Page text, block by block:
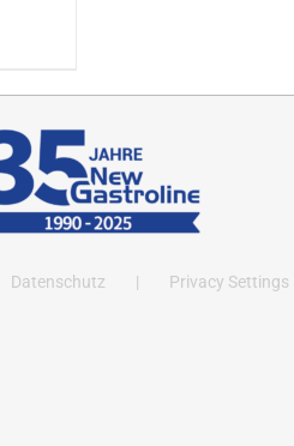
Datenschutz Privacy Settings